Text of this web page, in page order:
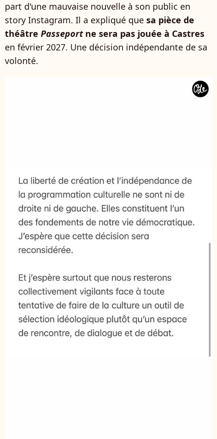
part d'une mauvaise nouvelle à son public en
story Instagram. Il a expliqué que sa pièce de
théâtre Passeportne sera pas jouée à Castres
en février 2027. Une décision indépendante de sa
volonté.